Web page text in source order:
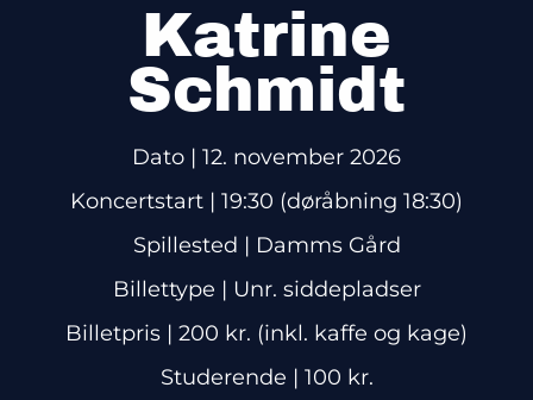
Katrine
Schmidt
Dato | 12. november 2026
Koncertstart | 19:30 (døråbning 18:30)
Spillested | Damms Gård
Billettype | Unr. siddepladser
Billetpris | 200 kr. (inkl. kaffe og kage)
Studerende | 100 kr.